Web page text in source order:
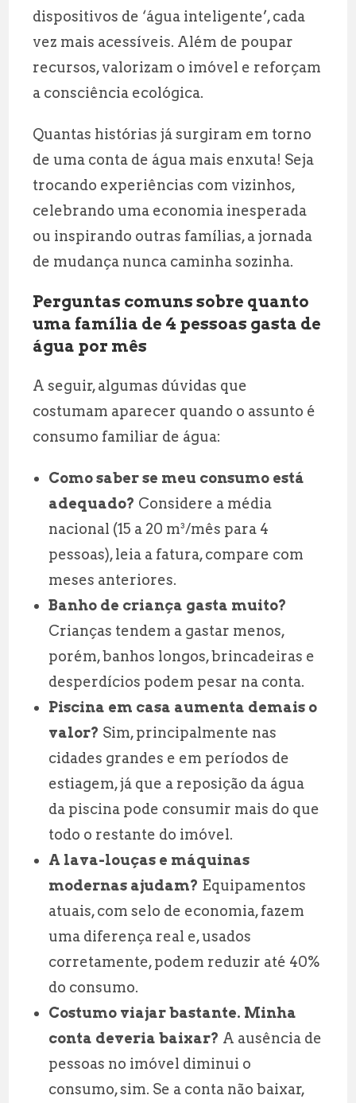
dispositivos de ‘água inteligente’, cada
vez mais acessíveis. Além de poupar
recursos, valorizam o imóvel e reforçam
a consciência ecológica.
Quantas histórias já surgiram em torno
de uma conta de água mais enxuta! Seja
trocando experiências com vizinhos,
celebrando uma economia inesperada
ou inspirando outras famílias, a jornada
de mudança nunca caminha sozinha.
Perguntas comuns sobre quanto
uma família de 4 pessoas gasta de
água por mês
A seguir, algumas dúvidas que
costumam aparecer quando o assunto é
consumo familiar de água:
Como saber se meu consumo está
adequado? Considere a média
nacional (15 a 20 m³/mês para 4
pessoas), leia a fatura, compare com
meses anteriores.
Banho de criança gasta muito?
Crianças tendem a gastar menos,
porém, banhos longos, brincadeiras e
desperdícios podem pesar na conta.
Piscina em casa aumenta demais o
valor? Sim, principalmente nas
cidades grandes e em períodos de
estiagem, já que a reposição da água
da piscina pode consumir mais do que
todo o restante do imóvel.
A lava-louças e máquinas
modernas ajudam? Equipamentos
atuais, com selo de economia, fazem
uma diferença real e, usados
corretamente, podem reduzir até 40%
do consumo.
Costumo viajar bastante. Minha
conta deveria baixar? A ausência de
pessoas no imóvel diminui o
consumo, sim. Se a conta não baixar,